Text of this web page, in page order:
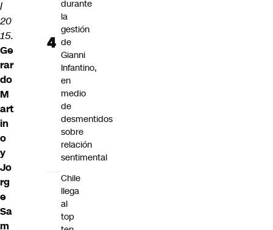
l
20
15.
Ge
rar
do
M
art
in
o
y
Jo
rg
e
Sa
m
durante
la
gestión
de
Gianni
Infantino,
en
medio
de
desmentidos
sobre
relación
sentimental
Chile
llega
al
top